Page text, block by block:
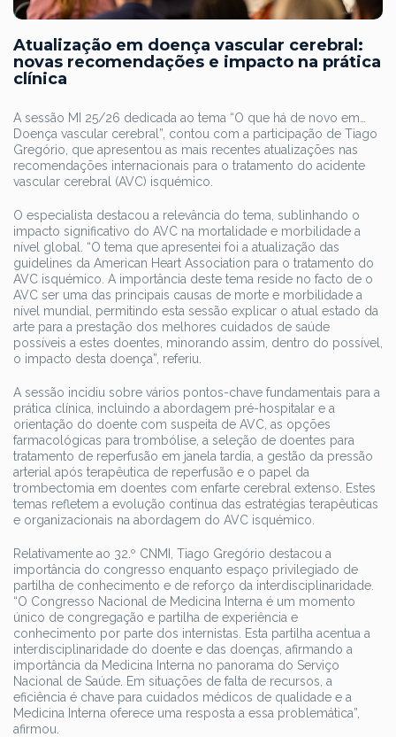
Atualização em doença vascular cerebral:
novas recomendações e impacto na prática
clínica
A sessão MI 25/26 dedicada ao tema “O que há de novo em…
Doença vascular cerebral”, contou com a participação de Tiago
Gregório, que apresentou as mais recentes atualizações nas
recomendações internacionais para o tratamento do acidente
vascular cerebral (AVC) isquémico.
O especialista destacou a relevância do tema, sublinhando o
impacto significativo do AVC na mortalidade e morbilidade a
nível global. “O tema que apresentei foi a atualização das
guidelines da American Heart Association para o tratamento do
AVC isquémico. A importância deste tema reside no facto de o
AVC ser uma das principais causas de morte e morbilidade a
nível mundial, permitindo esta sessão explicar o atual estado da
arte para a prestação dos melhores cuidados de saúde
possíveis a estes doentes, minorando assim, dentro do possível,
o impacto desta doença”, referiu.
A sessão incidiu sobre vários pontos-chave fundamentais para a
prática clínica, incluindo a abordagem pré-hospitalar e a
orientação do doente com suspeita de AVC, as opções
farmacológicas para trombólise, a seleção de doentes para
tratamento de reperfusão em janela tardia, a gestão da pressão
arterial após terapêutica de reperfusão e o papel da
trombectomia em doentes com enfarte cerebral extenso. Estes
temas refletem a evolução contínua das estratégias terapêuticas
e organizacionais na abordagem do AVC isquémico.
Relativamente ao 32.º CNMI, Tiago Gregório destacou a
importância do congresso enquanto espaço privilegiado de
partilha de conhecimento e de reforço da interdisciplinaridade.
“O Congresso Nacional de Medicina Interna é um momento
único de congregação e partilha de experiência e
conhecimento por parte dos internistas. Esta partilha acentua a
interdisciplinaridade do doente e das doenças, afirmando a
importância da Medicina Interna no panorama do Serviço
Nacional de Saúde. Em situações de falta de recursos, a
eficiência é chave para cuidados médicos de qualidade e a
Medicina Interna oferece uma resposta a essa problemática”,
afirmou.